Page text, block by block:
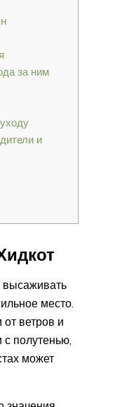
за ним
и
место.
ветров и
с полутенью,
может